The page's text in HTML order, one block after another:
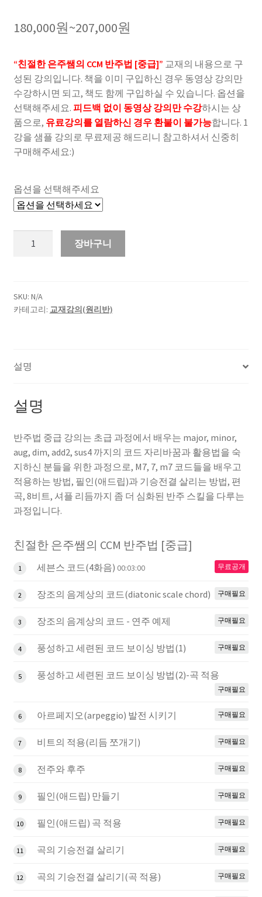
180,000원~207,000원
“친절한 은주쌤의 CCM 반주법 [중급]” 교재의 내용으로 구
성된 강의입니다. 책을 이미 구입하신 경우 동영상 강의만
수강하시면 되고, 책도 함께 구입하실 수 있습니다. 옵션을
선택해주세요. 피드백 없이 동영상 강의만 수강하시는 상
품으로, 유료강의를 열람하신 경우 환불이 불가능합니다. 1
강을 샘플 강의로 무료제공 해드리니 참고하셔서 신중히
구매해주세요:)
옵션을 선택해주세요
장바구니
SKU: N/A
카테고리: 교재강의(원리반)
설명
설명
반주법 중급 강의는 초급 과정에서 배우는 major, minor,
aug, dim, add2, sus4 까지의 코드 자리바꿈과 활용법을 숙
지하신 분들을 위한 과정으로, M7, 7, m7 코드들을 배우고
적용하는 방법, 필인(애드립)과 기승전결 살리는 방법, 편
곡, 8비트, 셔플 리듬까지 좀 더 심화된 반주 스킬을 다루는
과정입니다.
친절한 은주쌤의 CCM 반주법 [중급]
1 세븐스 코드(4화음) 00:03:00 무료공개
2 장조의 음계상의 코드(diatonic scale chord) 구매필요
3 장조의 음계상의 코드 - 연주 예제 구매필요
4 풍성하고 세련된 코드 보이싱 방법(1) 구매필요
5 풍성하고 세련된 코드 보이싱 방법(2)-곡 적용
구매필요
6 아르페지오(arpeggio) 발전 시키기 구매필요
7 비트의 적용(리듬 쪼개기) 구매필요
8 전주와 후주 구매필요
9 필인(애드립) 만들기 구매필요
10 필인(애드립) 곡 적용 구매필요
11 곡의 기승전결 살리기 구매필요
12 곡의 기승전결 살리기(곡 적용) 구매필요